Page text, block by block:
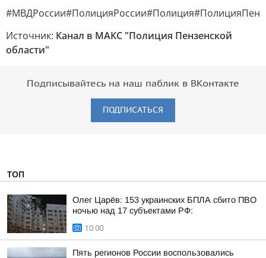
Источник: Канал в МАКС "Полиция Пензенской
области"
Подписывайтесь на наш паблик в ВКонтакте
ПОДПИСАТЬСЯ
ТОП
Олег Царёв: 153 украинских БПЛА сбито ПВО
ночью над 17 субъектами РФ:
10:00
Пять регионов России воспользовались